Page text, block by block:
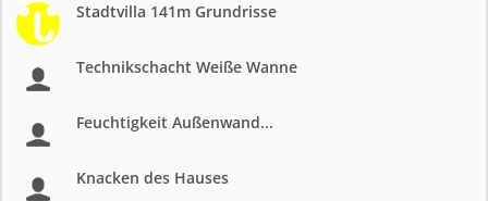
Stadtvilla 141m Grundrisse
Technikschacht Weiße Wanne
Feuchtigkeit Außenwand...
Knacken des Hauses